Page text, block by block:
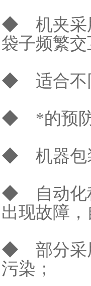
◆ 机夹采
袋子频繁
◆ 适合不
◆ *的预防
◆ 机器包
◆ 自动化
出现故障
◆ 部分采
污染；